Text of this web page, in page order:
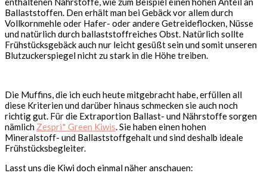
Ballaststoffen. Den erhält man bei Gebäck vor allem durch
Vollkornmehle oder Hafer- oder andere Getreideflocken, Nüsse
und natürlich durch ballaststoffreiches Obst. Natürlich sollte
Frühstücksgebäck auch nur leicht gesüßt sein und somit unseren
Blutzuckerspiegel nicht zu stark in die Höhe treiben.
Die Muffins, die ich euch heute mitgebracht habe, erfüllen all
diese Kriterien und darüber hinaus schmecken sie auch noch
richtig gut. Für die Extraportion Ballast- und Nährstoffe sorgen
nämlich Zespri* Green Kiwis. Sie haben einen hohen
Mineralstoff- und Ballaststoffgehalt und sind deshalb ideale
Frühstücksbegleiter.
Lasst uns die Kiwi doch einmal näher anschauen: